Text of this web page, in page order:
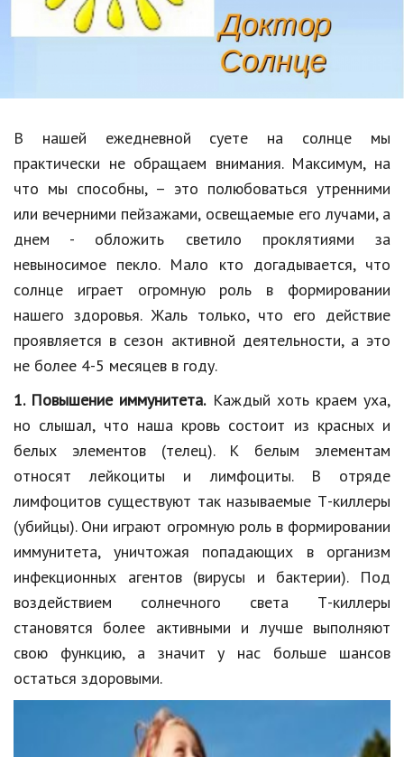
Образование
Авто, мото
Спорт
Знаменитости
Статьи
Обзоры
Рецепты
Красота и здоровье
Hi-Tech. Интернет
Авто, мото
Дом и сад
Недвижимость
Спорт и фитнес
Психология и отношения
Творчество и рукоделие
Разное
Работа и бизнес
В нашей ежедневной суете на солнце мы
практически не обращаем внимания. Максимум, на
что мы способны, – это полюбоваться утренними
или вечерними пейзажами, освещаемые его лучами, а
днем - обложить светило проклятиями за
невыносимое пекло. Мало кто догадывается, что
солнце играет огромную роль в формировании
нашего здоровья. Жаль только, что его действие
проявляется в сезон активной деятельности, а это
не более 4-5 месяцев в году.
1. Повышение иммунитета.Каждый хоть краем уха,
но слышал, что наша кровь состоит из красных и
белых элементов (телец). К белым элементам
относят лейкоциты и лимфоциты. В отряде
лимфоцитов существуют так называемые Т-киллеры
(убийцы). Они играют огромную роль в формировании
иммунитета, уничтожая попадающих в организм
инфекционных агентов (вирусы и бактерии). Под
воздействием солнечного света Т-киллеры
становятся более активными и лучше выполняют
свою функцию, а значит у нас больше шансов
остаться здоровыми.